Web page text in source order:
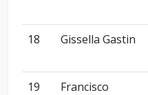
18 Gissella Gastin
19
Francisco